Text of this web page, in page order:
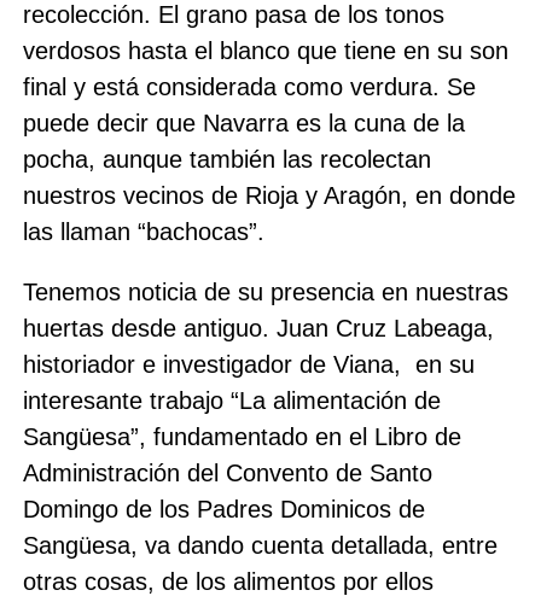
recolección. El grano pasa de los tonos
verdosos hasta el blanco que tiene en su son
final y está considerada como verdura. Se
puede decir que Navarra es la cuna de la
pocha, aunque también las recolectan
nuestros vecinos de Rioja y Aragón, en donde
las llaman “bachocas”.
Tenemos noticia de su presencia en nuestras
huertas desde antiguo. Juan Cruz Labeaga,
historiador e investigador de Viana,
en su
interesante trabajo “La alimentación de
Sangüesa”, fundamentado en el Libro de
Administración del Convento de Santo
Domingo de los Padres Dominicos de
Sangüesa, va dando cuenta detallada, entre
otras cosas, de los alimentos por ellos